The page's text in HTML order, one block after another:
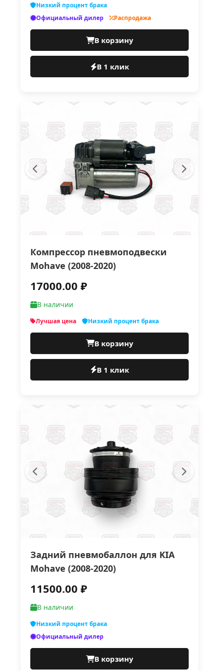
Низкий процент брака
Официальный дилер
Распродажа
В корзину
В 1 клик
Компрессор пневмоподвески
Mohave (2008-2020)
17000.00 ₽
В наличии
Лучшая цена Низкий процент брака
В корзину
В 1 клик
Задний пневмобаллон для KIA
Mohave (2008-2020)
11500.00 ₽
В наличии
Низкий процент брака
Официальный дилер
В корзину